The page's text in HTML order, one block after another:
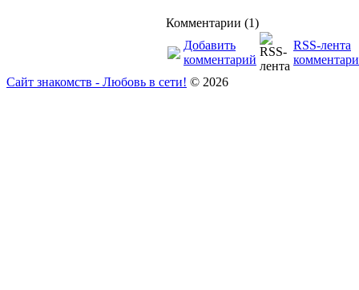
Комментарии (1)
Добавить
комментарий
RSS-лента
Сайт знакомств - Любовь в сети! © 2026